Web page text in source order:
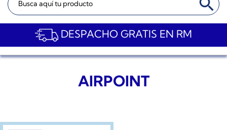
DESPACHO GRATIS EN RM
AIRPOINT